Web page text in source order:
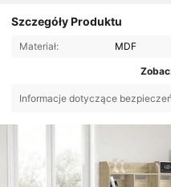
Szczegóły Produktu
Materiał: MDF
Informacje dotyczące